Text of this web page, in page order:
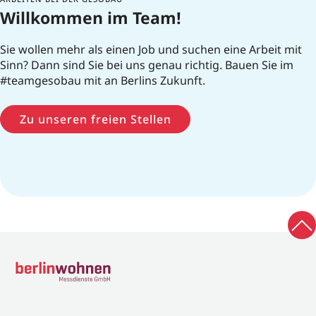
Willkommen im Team!
Sie wollen mehr als einen Job und suchen eine Arbeit mit
Sinn? Dann sind Sie bei uns genau richtig. Bauen Sie im
#teamgesobau mit an Berlins Zukunft.
Zu unseren freien Stellen
Fußbereich